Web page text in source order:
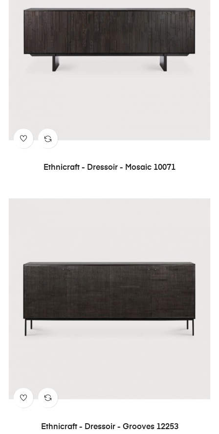
Ethnicraft - Dressoir - Mosaic 10071
Ethnicraft - Dressoir - Grooves 12253